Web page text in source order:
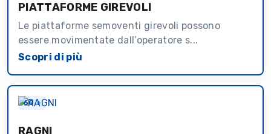
PIATTAFORME GIREVOLI
Le piattaforme semoventi girevoli possono
essere movimentate dall’operatore s...
Scopri di più
60 +
RAGNI